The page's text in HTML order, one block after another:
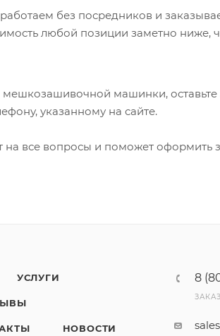
без посредников и
любой позиции заметно ниже,
мешкозашивочной машинки, оставьте
указанному на сайте.
на все вопросы и поможет оформить
УСЛУГИ
НОВОСТИ
8